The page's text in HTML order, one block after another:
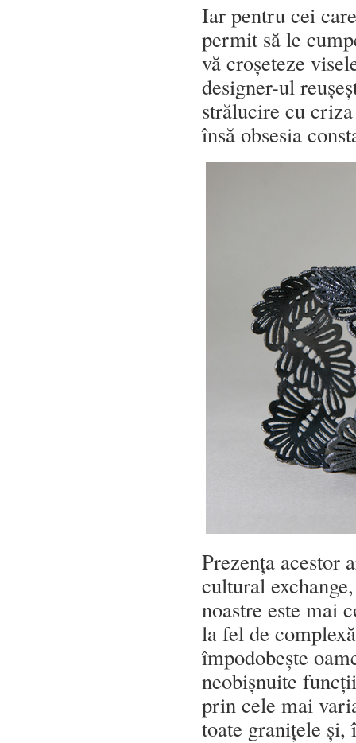
Iar pentru cei
permit să le
vă croșeteze
designer-ul
strălucire cu
însă obsesia
Prezența acestor
cultural
noastre este mai
la fel de
împodobește
neobișnuite
prin cele mai
toate granițele